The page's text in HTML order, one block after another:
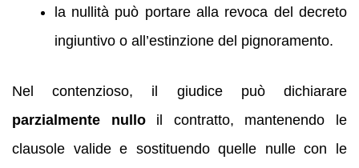
la nullità può portare alla revoca del decreto
ingiuntivo o all’estinzione del pignoramento.
Nel contenzioso, il giudice può dichiarare
parzialmente nulloil contratto, mantenendo le
clausole valide e sostituendo quelle nulle con le